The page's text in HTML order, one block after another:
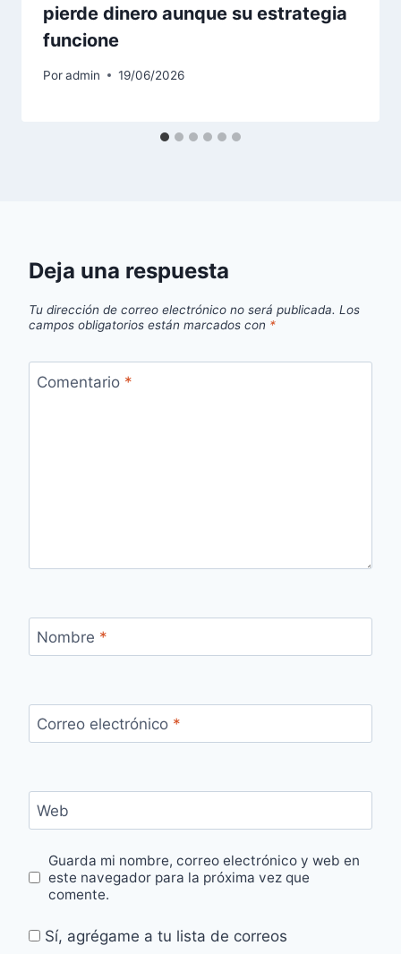
pierde dinero aunque su estrategia
funcione
Poradmin 19/06/2026
Deja una respuesta
Tu dirección de correo electrónico no será publicada. Los
campos obligatorios están marcados con *
Comentario *
Nombre *
Correo electrónico *
Web
Guarda mi nombre, correo electrónico y web en
este navegador para la próxima vez que
comente.
Sí, agrégame a tu lista de correos